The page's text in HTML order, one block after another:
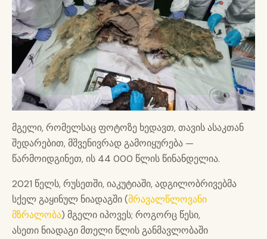
მგელი, რომელსაც ფოტოზე ხედავთ, თავის ასაკთან
შედარებით, მშვენივრად გამოიყურება —
წარმოიდგინეთ, ის 44 000 წლის წინანდელია.
2021 წელს, რუსეთში, იაკუტიაში, ადგილობრივებმა
სქელ გაყინულ ნიადაგში (მრავალწლოვანი
მზრალობა) მგელი იპოვეს; როგორც წესი,
ასეთი ნიადაგი მთელი წლის განმავლობაში